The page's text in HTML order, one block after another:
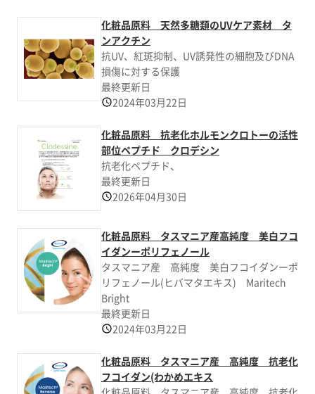
化粧品原料 天然多糖類のUVケア素材 タ
ンアクチン
抗UV、紅斑抑制、UV誘発性の細胞及びDNA
損傷に対する保護
最終更新日
2024年03月22日
化粧品原料 抗老化ホルモンクロトーの活性
部位ペプチド クロデシン
抗老化ペプチド、
最終更新日
2026年04月30日
化粧品原料 タスマニア産高純度 美白フコ
イダンーポリフェノール
タスマニア産 高純度 美白フコイダンーポ
リフェノール(ヒバマタエキス) Maritech
Bright
最終更新日
2024年03月22日
化粧品原料 タスマニア産 高純度 抗老化
フコイダン(わかめエキス